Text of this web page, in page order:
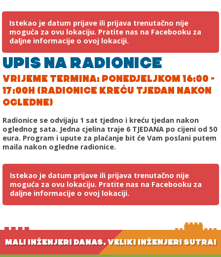
Istekao je datum prijave ili prijava trenutačno nije
moguća za ovu lokaciju. Pratite nas na Facebooku za
daljne informacije o ovoj lokaciji.
UPIS NA RADIONICE
VRIJEME TERMINA: PONEDJELJKOM 16:00 -
17:00H (RADIONICE KREĆU TJEDAN NAKON
OGLEDNE)
Radionice se odvijaju 1 sat tjedno i kreću tjedan nakon
oglednog sata. Jedna cjelina traje 6 TJEDANA po cijeni od 50
eura. Program i upute za plaćanje bit će Vam poslani putem
maila nakon ogledne radionice.
Istekao je datum prijave ili prijava trenutačno nije
moguća za ovu lokaciju. Pratite nas na Facebooku za
daljne informacije o ovoj lokaciji.
MALI INŽENJERI DANAS, VELIKI INŽENJERI SUTRA!